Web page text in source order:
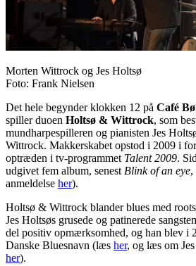
Morten Wittrock og Jes Holtsø
Foto: Frank Nielsen
Det hele begynder klokken 12 på Café
spiller duoen Holtsø & Wittrock, som
mundharpespilleren og pianisten Jes
Wittrock. Makkerskabet opstod i 2009 i
optræden i tv-programmet Talent 2009.
udgivet fem album, senest Blink of an eye,
anmeldelse her).
Holtsø & Wittrock blander blues med
Jes Holtsøs grusede og patinerede
del positiv opmærksomhed, og han blev i
Danske Bluesnavn (læs her, og læs om
her).